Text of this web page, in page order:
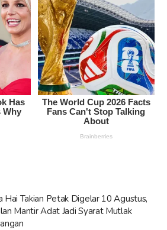
Hai Takian Petak Digelar 10 Agustus,
Mantir Adat Jadi Syarat Mutlak